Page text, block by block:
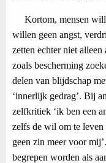
Kortom, mensen
willen geen angst,
zetten echter niet
zoals bescherming
delen van blijdschap
‘innerlijk gedrag’. Bij
zelfkritiek ‘ik ben een
zelfs de wil om te leven
geen zin meer voor
begrepen worden als